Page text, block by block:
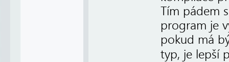
Tím pádem
program je
pokud má
typ, je lepší